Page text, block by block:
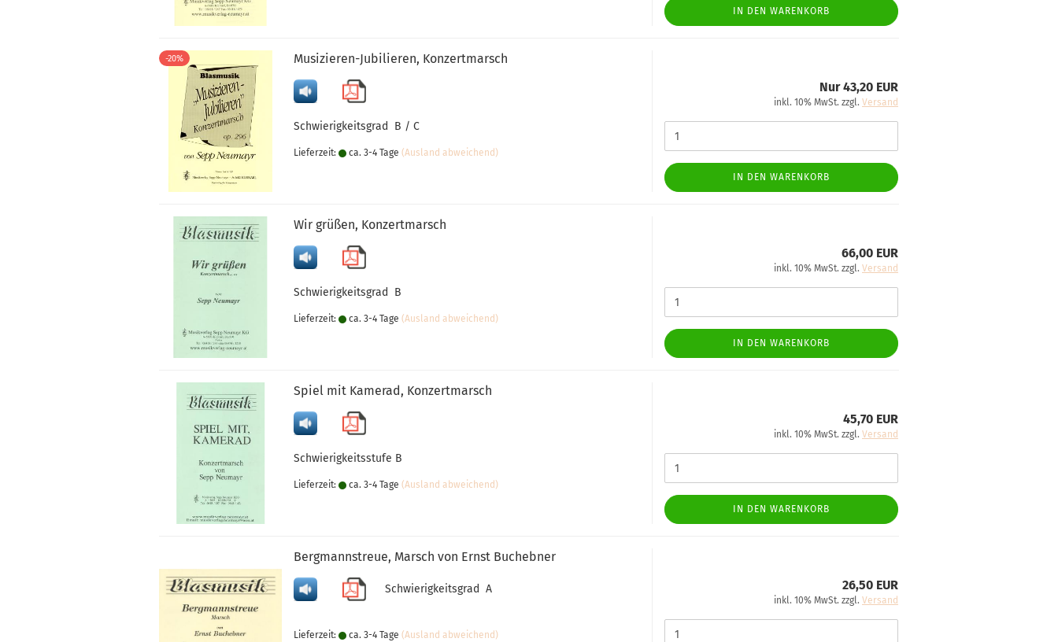
IN DEN WARENKORB
-20% Musizieren-Jubilieren, Konzertmarsch
Schwierigkeitsgrad B / C
Lieferzeit: ca. 3-4 Tage (Ausland abweichend)
Nur 43,20 EUR
inkl. 10% MwSt. zzgl. Versand
IN DEN WARENKORB
Wir grüßen, Konzertmarsch
Schwierigkeitsgrad B
Lieferzeit: ca. 3-4 Tage (Ausland abweichend)
66,00 EUR
inkl. 10% MwSt. zzgl. Versand
IN DEN WARENKORB
Spiel mit Kamerad, Konzertmarsch
Schwierigkeitsstufe B
Lieferzeit: ca. 3-4 Tage (Ausland abweichend)
45,70 EUR
inkl. 10% MwSt. zzgl. Versand
IN DEN WARENKORB
Bergmannstreue, Marsch von Ernst Buchebner
Schwierigkeitsgrad A
Lieferzeit: ca. 3-4 Tage (Ausland abweichend)
26,50 EUR
inkl. 10% MwSt. zzgl. Versand